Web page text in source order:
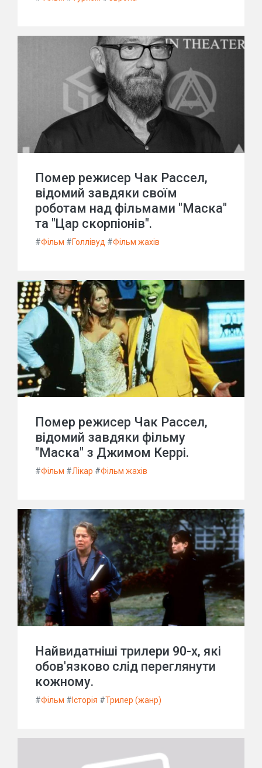
Помер режисер Чак Рассел,
відомий завдяки своїм
роботам над фільмами "Маска"
та "Цар скорпіонів".
#Фільм #Голлівуд #Фільм жахів
Помер режисер Чак Рассел,
відомий завдяки фільму
"Маска" з Джимом Керрі.
#Фільм #Лікар #Фільм жахів
Найвидатніші трилери 90-х, які
обов'язково слід переглянути
кожному.
#Фільм # Історія #Трилер (жанр)